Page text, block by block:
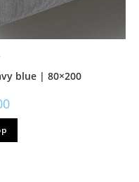
blue | 80×200